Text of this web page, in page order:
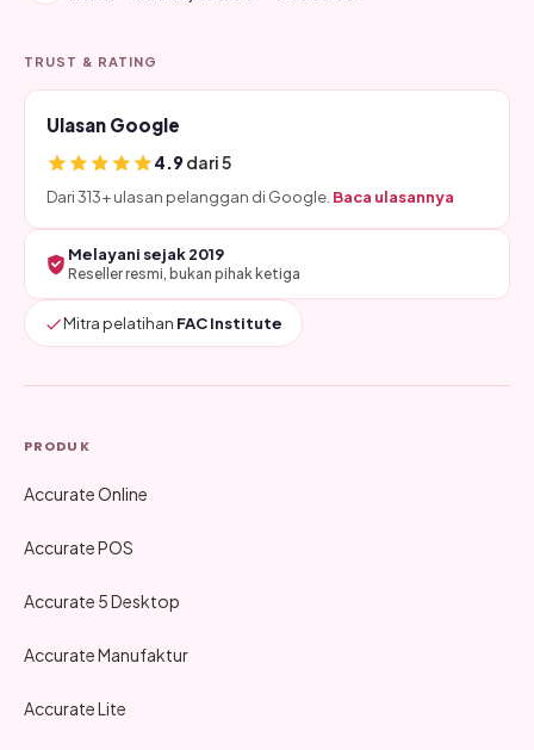
TRUST & RATING
Ulasan Google
4.9dari 5
Dari 313+ ulasan pelanggan di Google. Baca ulasannya
Melayani sejak 2019
Reseller resmi, bukan pihak ketiga
Mitra pelatihan FAC Institute
PRODUK
Accurate Online
Accurate POS
Accurate 5 Desktop
Accurate Manufaktur
Accurate Lite